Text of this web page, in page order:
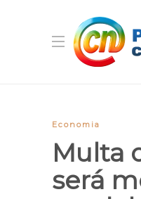
Economia
Multa
será